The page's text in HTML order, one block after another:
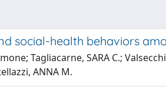
social-health behaviors
Tagliacarne, SARA C.;
ANNA M.